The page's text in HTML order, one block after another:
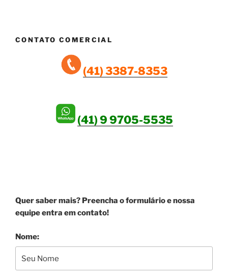
CONTATO COMERCIAL
(41) 3387-8353
(41) 9 9705-5535
Quer saber mais? Preencha o formulário e nossa
equipe entra em contato!
Nome: